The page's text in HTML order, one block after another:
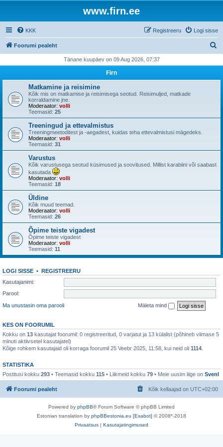
www.firn.ee
KKK Logi sisse
Registreeru
Foorumi pealeht
i
Tänane kuupäev on 09 Aug 2026, 07:37
Firn
Matkamine ja reisimine
Kõik mis on matkamise ja reisimisega seotud. Reisimuljed, matkade
korraldamine jne.
Moderaator: volli
Teemasid: 25
Treeningud ja ettevalmistus
Treeningmeetoditest ja -aegadest, kuidas teha ettevalmistusi mägedeks.
Moderaator: volli
Teemasid: 31
Varustus
Kõik varustusega seotud küsimused ja soovitused. Millist karabiini või saabast
kasutada
Moderaator: volli
Teemasid: 18
Üldine
Kõik muud teemad.
Moderaator: volli
Teemasid: 26
Õpime teiste vigadest
Õpime teiste vigadest
Moderaator: volli
Teemasid: 11
LOGI SISSE • REGISTREERU
Kasutajanimi:
Parool:
Ma unustasin oma parooli
Mäleta mind
KES ON FOORUMIL
Kokku on 13 kasutajat foorumil: 0 registreeritud, 0 varjatut ja 13 külalist (põhineb viimase 5
minuti aktiivsetel kasutajatel)
Kõige rohkem kasutajaid oli korraga foorumil 25 Veebr 2025, 11:58, kui neid oli 1114
STATISTIKA
Postitusi kokku 293 • Teemasid kokku 115 • Liikmeid kokku 79 • Meie uusim liige on SvenI
Foorumi pealeht Kõik kellaajad on UTC+02:00
Powered by phpBB® Forum Software © phpBB Limited
Estonian translation by phpBBestonia.eu [Exabot] © 2008*-2018
Privaatsus | Kasutajatingimused